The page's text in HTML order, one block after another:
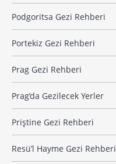
Podgoritsa Gezi Rehberi
Portekiz Gezi Rehberi
Prag Gezi Rehberi
Prag’da Gezilecek Yerler
Priştine Gezi Rehberi
Resü’l Hayme Gezi Rehberi